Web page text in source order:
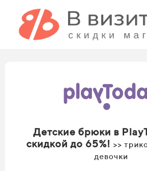
Детские брюки в
скидкой до 65%! >>
девочки